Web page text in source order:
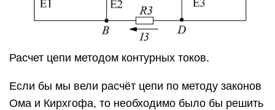
Расчет цепи методом контурных токов.
Если бы мы вели расчёт цепи по методу законов
Ома и Кирхгофа, то необходимо было бы решить